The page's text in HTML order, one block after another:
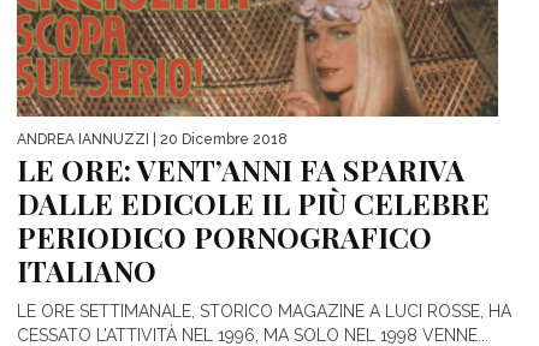
ANDREA IANNUZZI | 20 Dicembre 2018
LE ORE: VENT’ANNI FA SPARIVA
DALLE EDICOLE IL PIÙ CELEBRE
PERIODICO PORNOGRAFICO
ITALIANO
LE ORE SETTIMANALE, STORICO MAGAZINE A LUCI ROSSE, HA
CESSATO L’ATTIVITÀ NEL 1996, MA SOLO NEL 1998 VENNE...